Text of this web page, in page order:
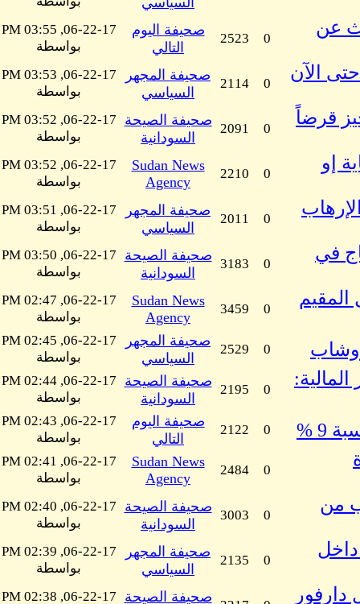
عن
0
2523
صحيفة اليوم
التالي
06-22-17, 03:55 PM
بواسطة
الآن
0
2114
صحيفة المجهر
السياسي
06-22-17, 03:53 PM
بواسطة
قرضاً
0
2091
صحيفة الصيحة
السودانية
06-22-17, 03:52 PM
بواسطة
إو
0
2210
Sudan News
Agency
06-22-17, 03:52 PM
بواسطة
0
2011
صحيفة المجهر
السياسي
06-22-17, 03:51 PM
بواسطة
في
0
3183
صحيفة الصيحة
السودانية
06-22-17, 03:50 PM
بواسطة
المقيم
0
3459
Sudan News
Agency
06-22-17, 02:47 PM
بواسطة
0
2529
صحيفة المجهر
السياسي
06-22-17, 02:45 PM
بواسطة
المالية:
0
2195
صحيفة الصيحة
السودانية
06-22-17, 02:44 PM
بواسطة
%
0
2122
صحيفة اليوم
التالي
06-22-17, 02:43 PM
بواسطة
0
2484
Sudan News
Agency
06-22-17, 02:41 PM
بواسطة
من
0
3003
صحيفة الصيحة
السودانية
06-22-17, 02:40 PM
بواسطة
داخل
0
2135
صحيفة المجهر
السياسي
06-22-17, 02:39 PM
بواسطة
صحيفة الصيحة 06-22-17, 02:38 PM